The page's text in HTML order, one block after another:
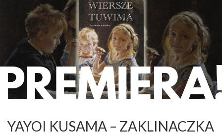
YAYOI KUSAMA – ZAKLINACZKA